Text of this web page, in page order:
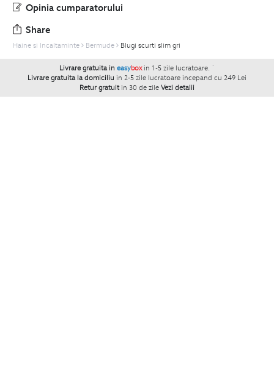
Opinia cumparatorului
Share
Haine si Incaltaminte Bermude Blugi scurti slim gri
Livrare gratuita in easybox in 1-5 zile lucratoare. `
Livrare gratuita la domiciliu in 2-5 zile lucratoare incepand cu 249 Lei
Retur gratuit in 30 de zile Vezi detalii